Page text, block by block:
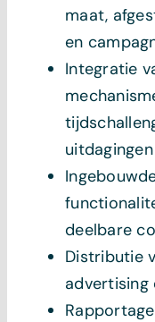
maat,
en
Integratie
uitdagingen
deelbare
Distributie
advertising